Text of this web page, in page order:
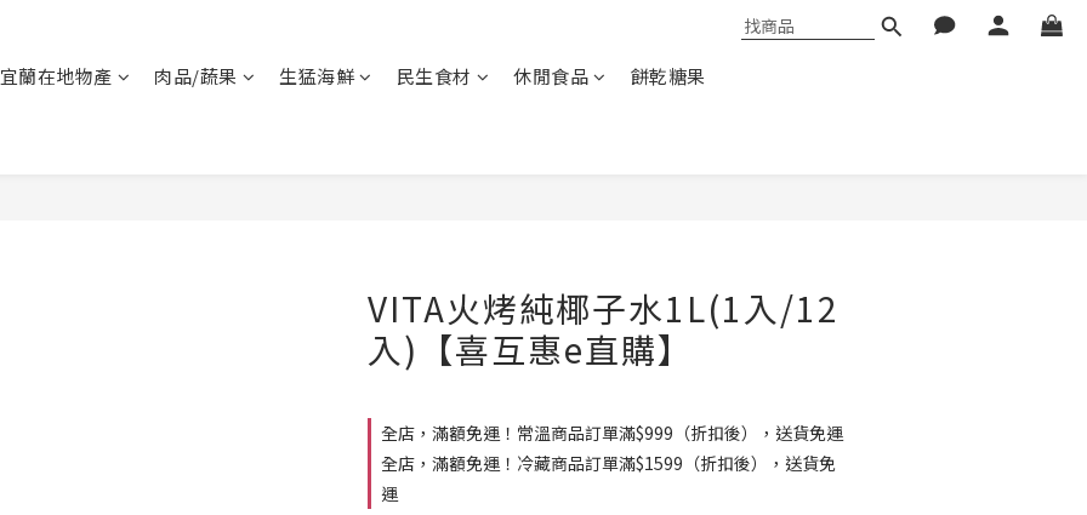
宜蘭在地物產 肉品/蔬果 生猛海鮮 民生食材 休閒食品 餅乾糖果
VITA火烤純椰子水1L(1入/12
入)【喜互惠e直購】
全店，滿額免運！常溫商品訂單滿$999（折扣後），送貨免運
全店，滿額免運！冷藏商品訂單滿$1599（折扣後），送貨免
運